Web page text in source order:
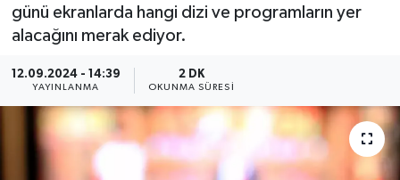
günü ekranlarda hangi dizi ve programların yer
alacağını merak ediyor.
12.09.2024 - 14:39
YAYINLANMA
2 DK
OKUNMA SÜRESI
Bozkurt Haberleri
Daday Haberleri